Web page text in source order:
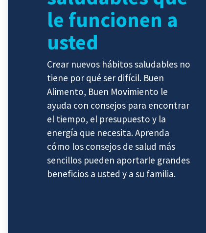
le funcionen a
usted
Crear nuevos hábitos saludables no
tiene por qué ser difícil. Buen
Alimento, Buen Movimiento le
ayuda con consejos para encontrar
el tiempo, el presupuesto y la
energía que necesita. Aprenda
cómo los consejos de salud más
sencillos pueden aportarle grandes
beneficios a usted y a su familia.